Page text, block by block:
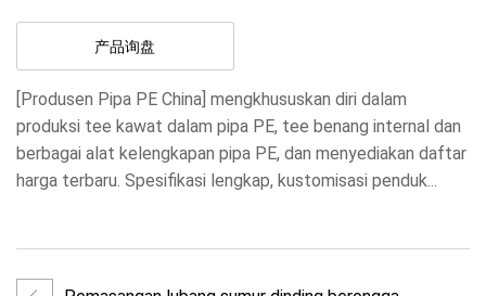
产品询盘
[Produsen Pipa PE China] mengkhususkan diri dalam
produksi tee kawat dalam pipa PE, tee benang internal dan
berbagai alat kelengkapan pipa PE, dan menyediakan daftar
harga terbaru. Spesifikasi lengkap, kustomisasi penduk...